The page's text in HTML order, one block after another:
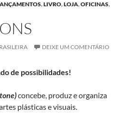
,LIVRO,LOJA,OFICINAS,
DEIXE UM COMENTÁRIO
de possibilidades!
concebe, produz e organiza
plásticas e visuais.